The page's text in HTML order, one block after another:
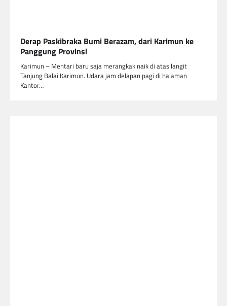
Derap Paskibraka Bumi Berazam, dari Karimun ke
Panggung Provinsi
Karimun – Mentari baru saja merangkak naik di atas langit
Tanjung Balai Karimun. Udara jam delapan pagi di halaman
Kantor…